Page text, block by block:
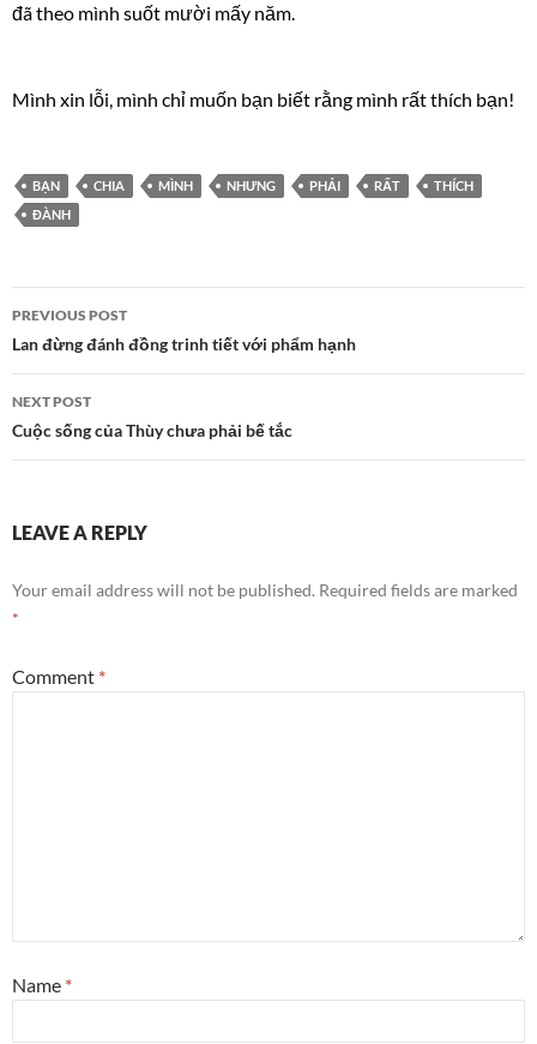
đã theo mình suốt mười mấy năm.
Mình xin lỗi, mình chỉ muốn bạn biết rằng mình rất thích bạn!
BẠN CHIA MÌNH NHƯNG PHẢI RẤT
THÍCH
ĐÀNH
Post
navigation
PREVIOUS POST
Lan đừng đánh đồng trinh tiết với phẩm hạnh
NEXT POST
Cuộc sống của Thùy chưa phải bế tắc
LEAVE A REPLY
Your email address will not be published. Required fields are marked
*
Comment *
Name *